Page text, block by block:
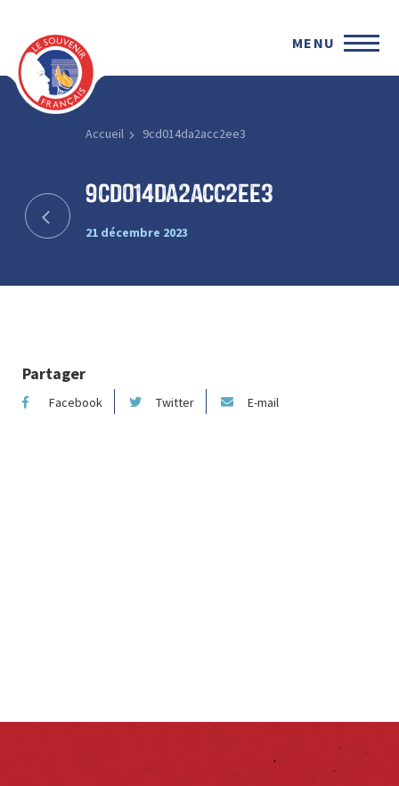
MENU
Accueil 9cd014da2acc2ee3
9cd014da2acc2ee3
21 décembre 2023
Partager
Facebook Twitter E-mail